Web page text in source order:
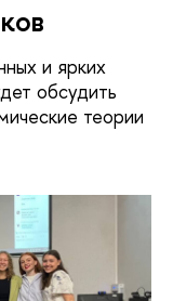
и ярких
обсудить
теории